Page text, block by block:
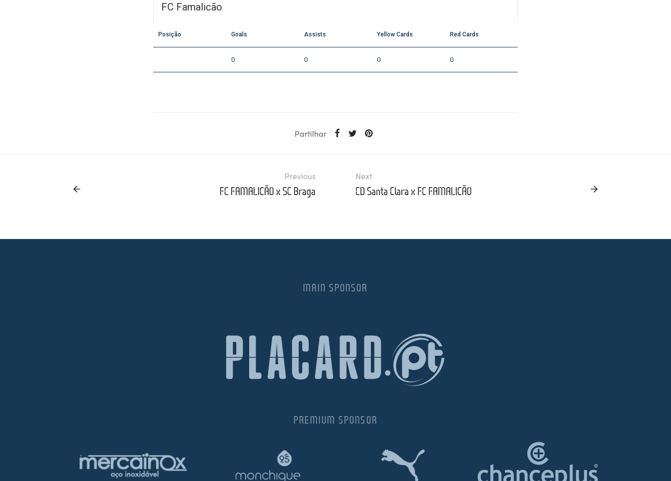
FC Famalicão
Posição Goals Assists Yellow Cards Red Cards
0 0 0 0
Partilhar
Previous
FC FAMALICÃO x SC Braga
Next
CD Santa Clara x FC FAMALICÃO
MAIN SPONSOR
PREMIUM SPONSOR